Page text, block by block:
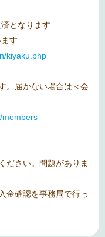
となります
す
kiyaku.php
。届かない場合は＜会
members
ださい。問題がありま
金確認を事務局で行っ